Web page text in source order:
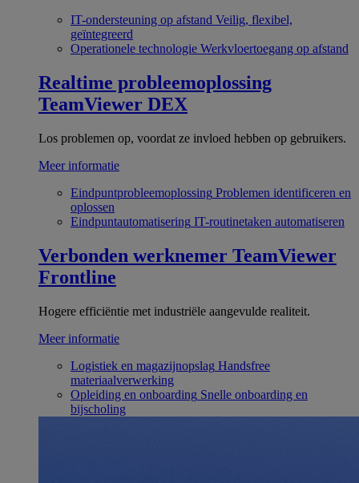
IT-ondersteuning op afstand Veilig, flexibel,
geïntegreerd
Operationele technologie Werkvloertoegang op afstand
Realtime probleemoplossing
TeamViewer DEX
Los problemen op, voordat ze invloed hebben op gebruikers.
Meer informatie
Eindpuntprobleemoplossing Problemen identificeren en
oplossen
Eindpuntautomatisering IT-routinetaken automatiseren
Verbonden werknemer TeamViewer
Frontline
Hogere efficiëntie met industriële aangevulde realiteit.
Meer informatie
Logistiek en magazijnopslag Handsfree
materiaalverwerking
Opleiding en onboarding Snelle onboarding en
bijscholing